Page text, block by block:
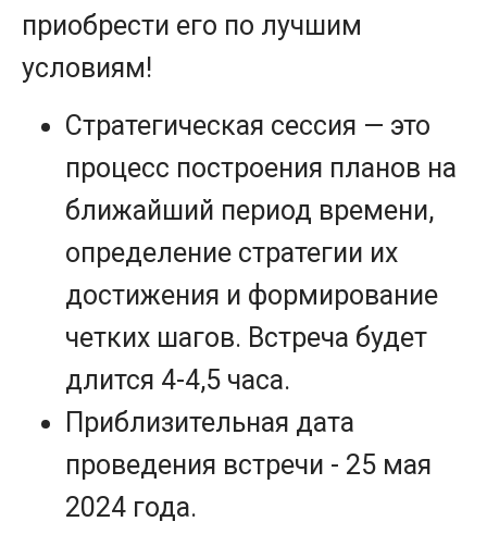
приобрести его по лучшим
условиям!
Стратегическая сессия — это
процесс построения планов на
ближайший период времени,
определение стратегии их
достижения и формирование
четких шагов. Встреча будет
длится 4-4,5 часа.
Приблизительная дата
проведения встречи - 25 мая
2024 года.